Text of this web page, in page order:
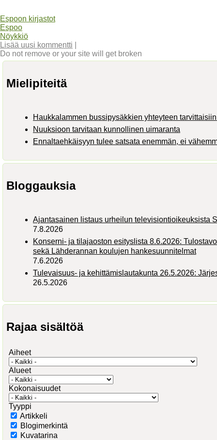
Espoon kirjastot
Espoo
Nöykkiö
Lisää uusi kommentti
Do not remove or your site will get broken
Mielipiteitä
Haukkalammen bussipysäkkien yhteyteen
Nuuksioon tarvitaan kunnollinen uimaranta
Ennaltaehkäisyyn tulee satsata enemmän, ei
Bloggauksia
Ajantasainen listaus urheilun televisiontioikeuksista
7.8.2026
Konserni- ja tilajaoston esityslista 8.6.2026:
sekä Lähderannan koulujen hankesuunnitelmat
7.6.2026
Tulevaisuus- ja kehittämislautakunta 26.5.2026:
26.5.2026
Rajaa sisältöä
Aiheet
Alueet
Kokonaisuudet
Tyyppi
Artikkeli
Blogimerkintä
Kuvatarina